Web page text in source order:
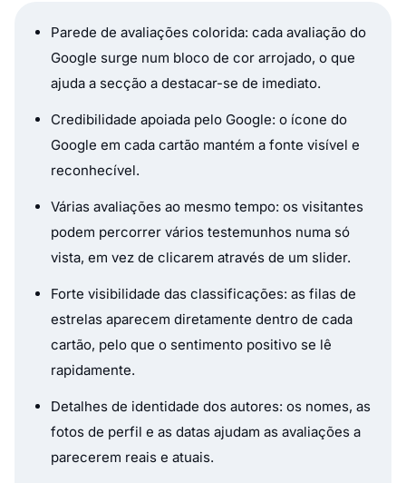
Parede de avaliações colorida: cada avaliação do
Google surge num bloco de cor arrojado, o que
ajuda a secção a destacar-se de imediato.
Credibilidade apoiada pelo Google: o ícone do
Google em cada cartão mantém a fonte visível e
reconhecível.
Várias avaliações ao mesmo tempo: os visitantes
podem percorrer vários testemunhos numa só
vista, em vez de clicarem através de um slider.
Forte visibilidade das classificações: as filas de
estrelas aparecem diretamente dentro de cada
cartão, pelo que o sentimento positivo se lê
rapidamente.
Detalhes de identidade dos autores: os nomes, as
fotos de perfil e as datas ajudam as avaliações a
parecerem reais e atuais.